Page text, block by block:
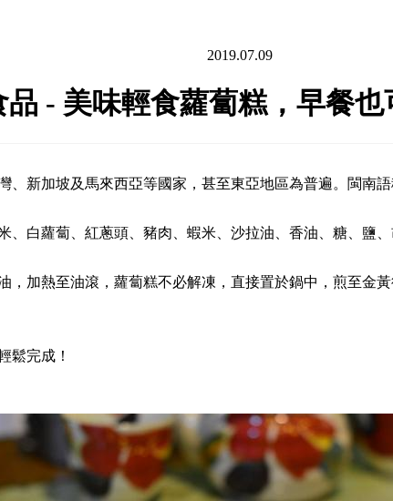
2019.07.09
品 - 美味輕食蘿蔔糕，早餐也
、新加坡及馬來西亞等國家，甚至東亞地區為普遍。閩南語
、白蘿蔔、紅蔥頭、豬肉、蝦米、沙拉油、香油、糖、鹽、
，加熱至油滾，蘿蔔糕不必解凍，直接置於鍋中，煎至金
鬆完成！